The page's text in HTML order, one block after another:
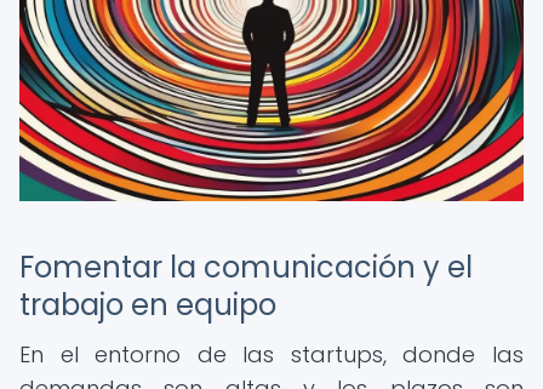
Fomentar la comunicación y el
trabajo en equipo
En el entorno de las startups, donde las